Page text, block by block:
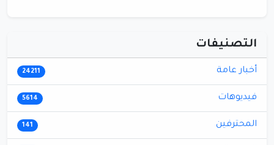
التصنيفات
أخبار عامة 24211
فيديوهات 5614
المحترفين 141